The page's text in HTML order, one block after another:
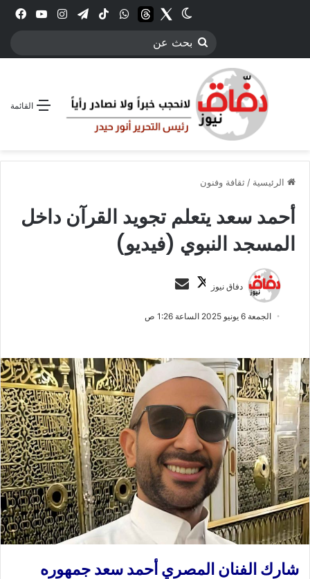
انستقرامتيلقرام‫TikTokواتسابthreadsTwitter
الوضع المظلم
بحث
القائمة
الرئيسية /ثقافة وفنون
أحمد سعد يتعلم تجويد القرآن داخل
المسجد النبوي (فيديو)
دفاق نيوز
ت
ب
ل
ى
س
ر
ي
ا
إ
ل
ك
ت
ر
و
ي
الجمعة 6 يونيو 2025 الساعة 1:26 ص
شارك الفنان المصري أحمد سعد جمهوره